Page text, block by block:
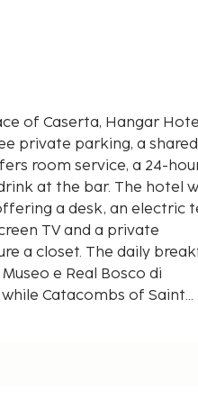
of Caserta, Hangar
private parking, a shared
room service, a 24-
at the bar. The hotel
a desk, an electric
TV and a private
a closet. The daily
e Real Bosco di
Catacombs of Saint